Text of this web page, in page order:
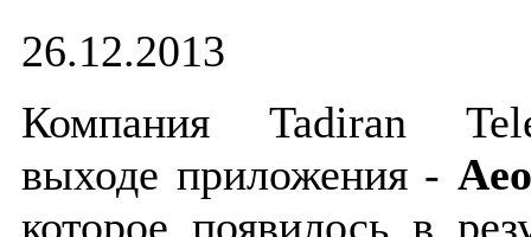
26.12.2013
Компания Tadiran
выходе приложения -
которое появилось в